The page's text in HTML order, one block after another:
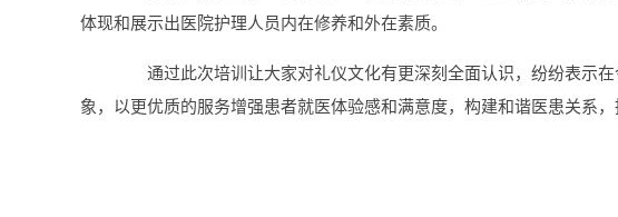
体现和展示出医院护理人员内在修养和外在素质。
通过此次培训让大家对礼仪文化有更深刻全面认识，纷纷表示在
象，以更优质的服务增强患者就医体验感和满意度，构建和谐医患关系，